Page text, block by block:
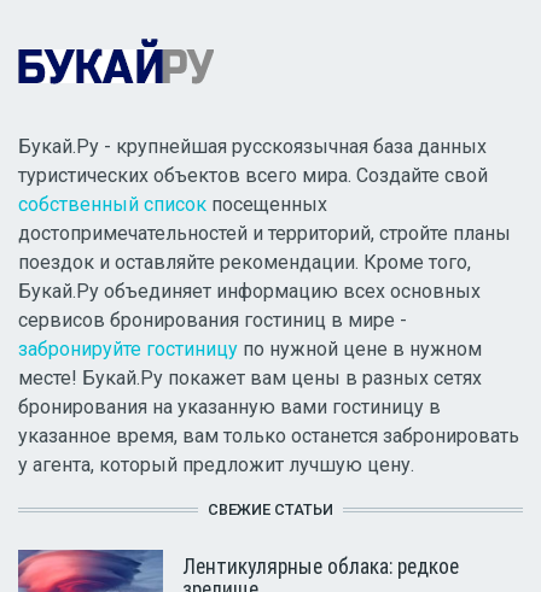
Букай.Ру - крупнейшая русскоязычная база данных
туристических объектов всего мира. Создайте свой
собственный список посещенных
достопримечательностей и территорий, стройте планы
поездок и оставляйте рекомендации. Кроме того,
Букай.Ру объединяет информацию всех основных
сервисов бронирования гостиниц в мире -
забронируйте гостиницу по нужной цене в нужном
месте! Букай.Ру покажет вам цены в разных сетях
бронирования на указанную вами гостиницу в
указанное время, вам только останется забронировать
у агента, который предложит лучшую цену.
СВЕЖИЕ СТАТЬИ
Лентикулярные облака: редкое